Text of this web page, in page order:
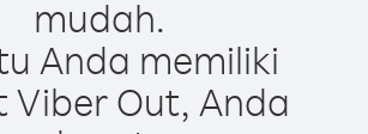
mudah.
Anda memiliki
Viber Out, Anda